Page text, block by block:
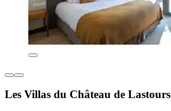
Les Villas du Château de Lastours